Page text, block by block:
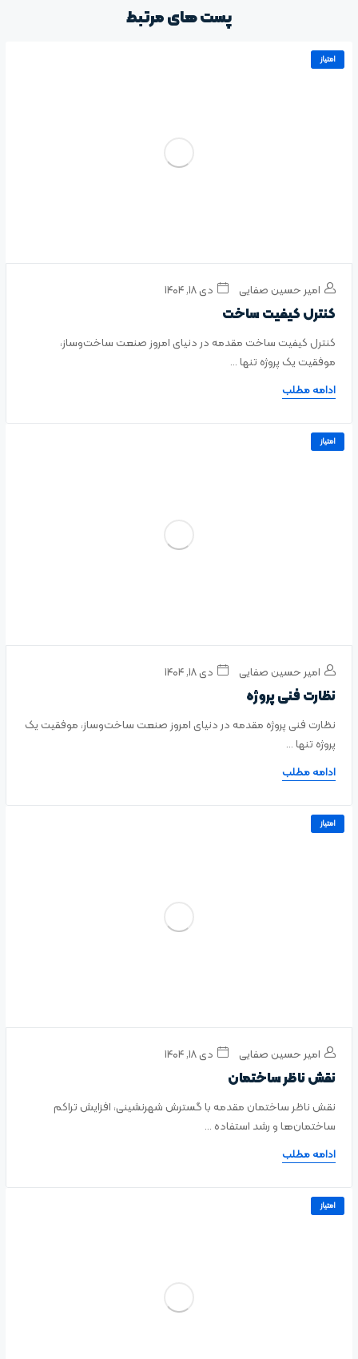
پست های مرتبط
امتیاز
امیر حسین صفایی دی ۱۸, ۱۴۰۴
کنترل کیفیت ساخت
کنترل کیفیت ساخت مقدمه در دنیای امروز صنعت ساخت‌وساز،
موفقیت یک پروژه تنها ...
ادامه مطلب
امتیاز
امیر حسین صفایی دی ۱۸, ۱۴۰۴
نظارت فنی پروژه
نظارت فنی پروژه مقدمه در دنیای امروز صنعت ساخت‌وساز، موفقیت یک
پروژه تنها ...
ادامه مطلب
امتیاز
امیر حسین صفایی دی ۱۸, ۱۴۰۴
نقش ناظر ساختمان
نقش ناظر ساختمان مقدمه با گسترش شهرنشینی، افزایش تراکم
ساختمان‌ها و رشد استفاده ...
ادامه مطلب
امتیاز